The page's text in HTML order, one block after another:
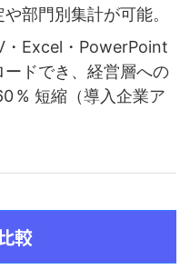
部門別集計が可能。
・Excel・PowerPoint
ドでき、経営層への
% 短縮（導入企業ア
較